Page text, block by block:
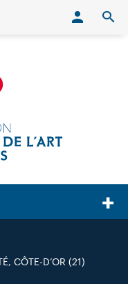
CÔTE-D’OR (21)